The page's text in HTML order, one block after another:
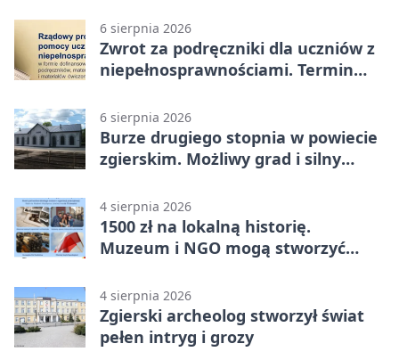
6 sierpnia 2026
Zwrot za podręczniki dla uczniów z
niepełnosprawnościami. Termin
6 sierpnia 2026
Burze drugiego stopnia w powiecie
zgierskim. Możliwy grad i silny
4 sierpnia 2026
1500 zł na lokalną historię.
Muzeum i NGO mogą stworzyć
4 sierpnia 2026
Zgierski archeolog stworzył świat
pełen intryg i grozy